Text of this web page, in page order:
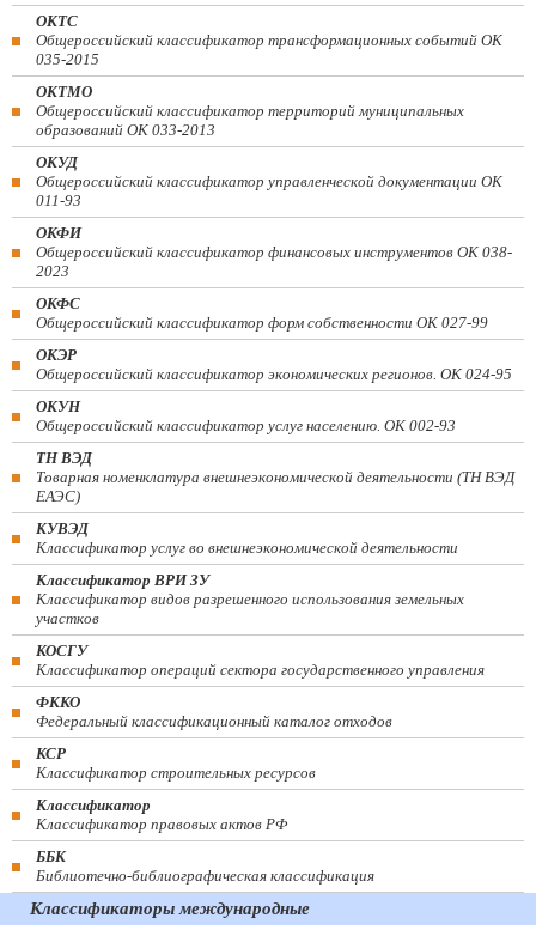
ОКТС
Общероссийский классификатор трансформационных событий ОК
035-2015
ОКТМО
Общероссийский классификатор территорий муниципальных
образований ОК 033-2013
ОКУД
Общероссийский классификатор управленческой документации ОК
011-93
ОКФИ
Общероссийский классификатор финансовых инструментов OK 038-
2023
ОКФС
Общероссийский классификатор форм собственности ОК 027-99
ОКЭР
Общероссийский классификатор экономических регионов. ОК 024-95
ОКУН
Общероссийский классификатор услуг населению. ОК 002-93
ТН ВЭД
Товарная номенклатура внешнеэкономической деятельности (ТН ВЭД
ЕАЭС)
КУВЭД
Классификатор услуг во внешнеэкономической деятельности
Классификатор ВРИ ЗУ
Классификатор видов разрешенного использования земельных
участков
КОСГУ
Классификатор операций сектора государственного управления
ФККО
Федеральный классификационный каталог отходов
КСР
Классификатор строительных ресурсов
Классификатор
Классификатор правовых актов РФ
ББК
Библиотечно-библиографическая классификация
Классификаторы международные